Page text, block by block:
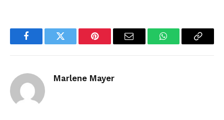
FacebookTwitter Pinterest Email WhatsAppCopy
Marlene Mayer